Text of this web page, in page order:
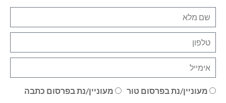
מעוניין/נת בפרסום טור
מעוניין/נת בפרסום כתבה